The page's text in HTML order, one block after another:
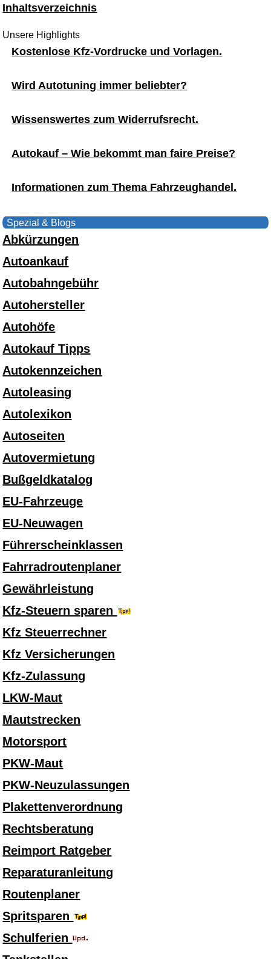
Inhaltsverzeichnis
Unsere Highlights
Kostenlose Kfz-Vordrucke und Vorlagen.
Wird Autotuning immer beliebter?
Wissenswertes zum Widerrufsrecht.
Autokauf – Wie bekommt man faire Preise?
Informationen zum Thema Fahrzeughandel.
Spezial & Blogs
Abkürzungen
Autoankauf
Autobahngebühr
Autohersteller
Autohöfe
Autokauf Tipps
Autokennzeichen
Autoleasing
Autolexikon
Autoseiten
Autovermietung
Bußgeldkatalog
EU-Fahrzeuge
EU-Neuwagen
Führerscheinklassen
Fahrradroutenplaner
Gewährleistung
Kfz-Steuern sparen
Kfz Steuerrechner
Kfz Versicherungen
Kfz-Zulassung
LKW-Maut
Mautstrecken
Motorsport
PKW-Maut
PKW-Neuzulassungen
Plakettenverordnung
Rechtsberatung
Reimport Ratgeber
Reparaturanleitung
Routenplaner
Spritsparen
Schulferien